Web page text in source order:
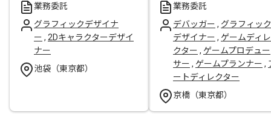
業務委託
グラフィックデザイナ
ー , 2Dキャラクターデザイ
ナー
池袋（東京都）
業務委託
デバッガー , グラフィック
デザイナー , ゲームディレ
クター , ゲームプロデュー
サー , ゲームプランナー ,
ートディレクター
京橋（東京都）